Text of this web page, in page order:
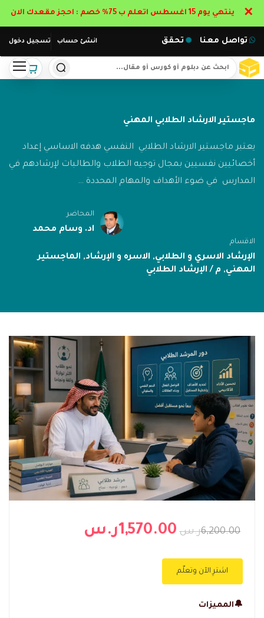
انشئ حساب تسجيل دخول تواصل معنا تحقق
ماجستير الارشاد الطلابي المهني
يعتبر ماجستير الارشاد الطلابي النفسي هدفه الاساسي إعداد
أخصائيين نفسيين بمجال توجيه الطلاب والطالبات لإرشادهم في
المدارس في ضوء الأهداف والمهام المحددة …
المحاضر
اد. وسام محمد
الاقسام
الإرشاد الاسري و الطلابي, الاسره و الإرشاد, الماجستير
المهني, م / الإرشاد الطلابي
6,200.00ر.س 1,570.00ر.س
اشترِ الآن وتعلّم
🔔المميزات
ينتهي يوم 15 اغسطس اتعلم ب 75% خصم : احجز مقعدك الان ✕